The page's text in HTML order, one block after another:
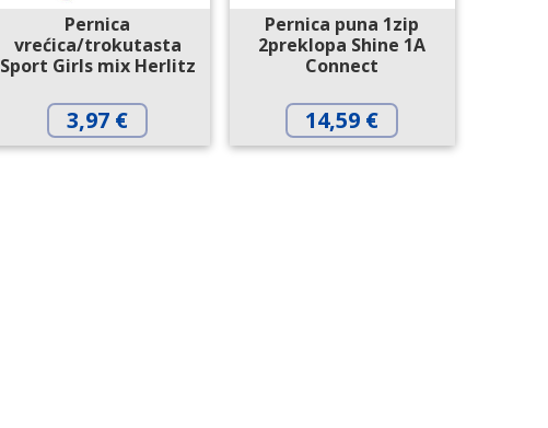
Pernica
vrećica/trokutasta
Sport Girls mix Herlitz
3,97 €
Pernica puna 1zip
2preklopa Shine 1A
Connect
14,59 €